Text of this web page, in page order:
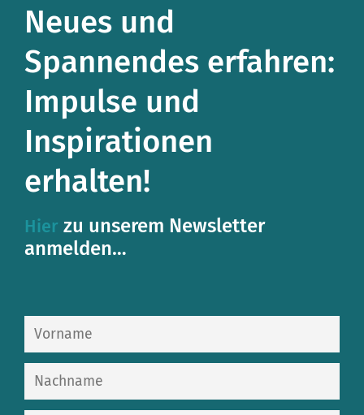
Neues und
Spannendes erfahren:
Impulse und
Inspirationen
erhalten!
Hier zu unserem Newsletter
anmelden…